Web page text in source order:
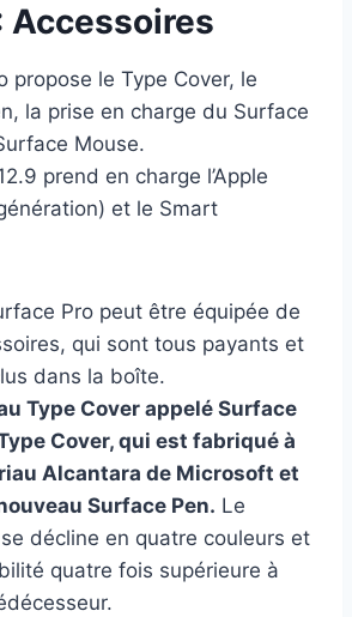
Accessoires
propose le Type Cover, le
la prise en charge du Surface
Mouse.
prend en charge l’Apple
et le Smart
Pro peut être équipée de
qui sont tous payants et
dans la boîte.
Type Cover appelé Surface
Cover, qui est fabriqué à
Alcantara de Microsoft et
Surface Pen. Le
décline en quatre couleurs et
quatre fois supérieure à